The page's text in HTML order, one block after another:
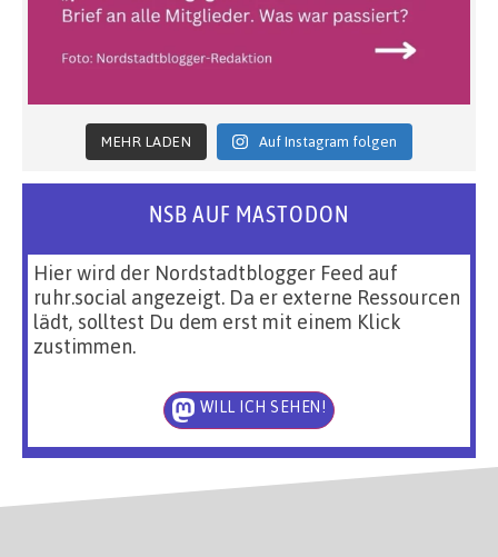
MEHR LADEN Auf Instagram folgen
NSB AUF MASTODON
Hier wird der Nordstadtblogger Feed auf
ruhr.social angezeigt. Da er externe Ressourcen
lädt, solltest Du dem erst mit einem Klick
zustimmen.
WILL ICH SEHEN!